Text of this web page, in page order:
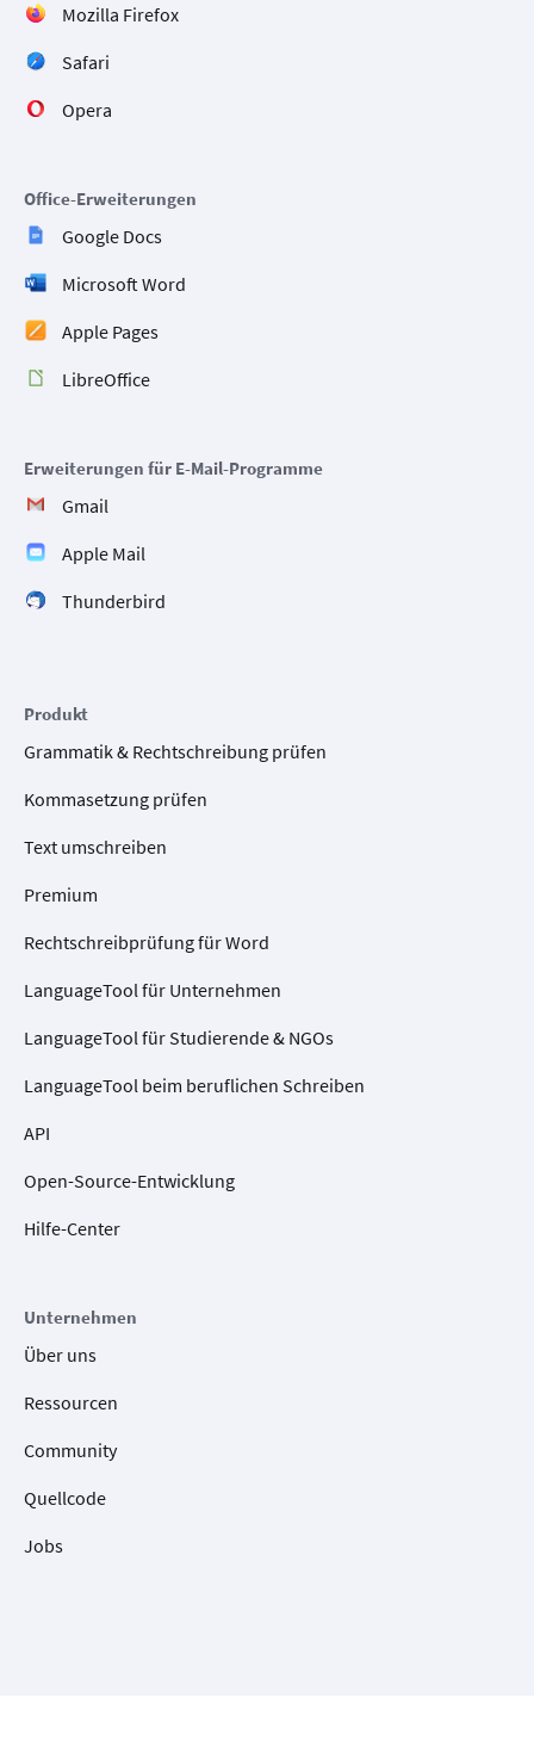
Mozilla Firefox
Safari
Opera
Office-Erweiterungen
Google Docs
Microsoft Word
Apple Pages
LibreOffice
Erweiterungen für E-Mail-Programme
Gmail
Apple Mail
Thunderbird
Produkt
Grammatik & Rechtschreibung prüfen
Kommasetzung prüfen
Text umschreiben
Premium
Rechtschreibprüfung für Word
LanguageTool für Unternehmen
LanguageTool für Studierende & NGOs
LanguageTool beim beruflichen Schreiben
API
Open-Source-Entwicklung
Hilfe-Center
Unternehmen
Über uns
Ressourcen
Community
Quellcode
Jobs